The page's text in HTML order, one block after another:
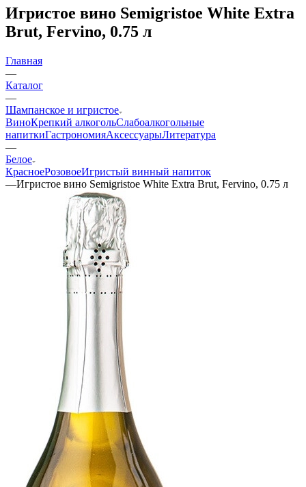
Игристое вино Semigristoe White Extra
Brut, Fervino, 0.75 л
Главная
—
Каталог
—
Шампанское и игристое
ВиноКрепкий алкогольСлабоалкогольные
напиткиГастрономияАксессуарыЛитература
—
Белое
КрасноеРозовоеИгристый винный напиток
—Игристое вино Semigristoe White Extra Brut, Fervino, 0.75 л